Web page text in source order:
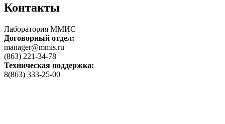
Контакты
Лаборатория ММИС
Договорный отдел:
manager@mmis.ru
(863) 221-34-78
Техническая поддержка:
8(863) 333-25-00